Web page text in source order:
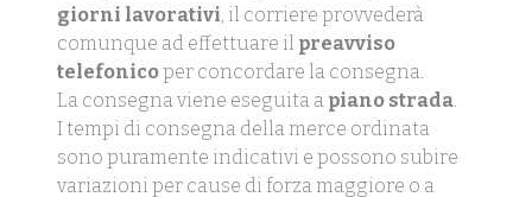
giorni lavorativi, il corriere provvederà
comunque ad effettuare il preavviso
telefonicoper concordare la consegna.
La consegna viene eseguita a piano strada.
I tempi di consegna della merce ordinata
sono puramente indicativi e possono subire
variazioni per cause di forza maggiore o a